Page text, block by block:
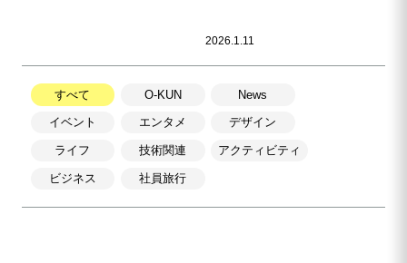
すべて O-KUN News
イベント エンタメ デザイン
ライフ 技術関連 アクティビティ
ビジネス 社員旅行
2026.1.11